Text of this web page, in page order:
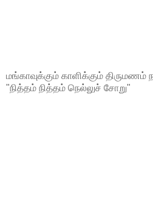
மங்காவுக்கும் காளிக்கும் திருமணம்
"நித்தம் நித்தம் நெல்லுச் சோறு"